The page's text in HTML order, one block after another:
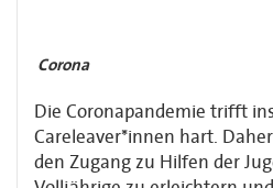
Corona
Die Coronapandemie trifft
Careleaver*innen hart.
den Zugang zu Hilfen der